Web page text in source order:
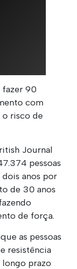
fazer 90
com
o risco de
Journal
pessoas
anos por
de 30 anos
de força.
as pessoas
resistência
longo prazo